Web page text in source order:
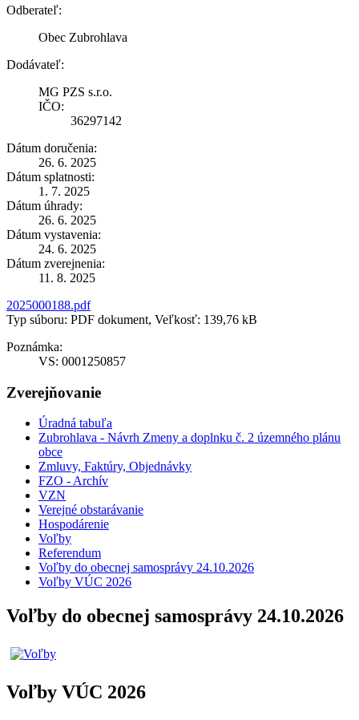
Odberateľ:
Obec Zubrohlava
Dodávateľ:
MG PZS s.r.o.
IČO:
36297142
Dátum doručenia:
26. 6. 2025
Dátum splatnosti:
1. 7. 2025
Dátum úhrady:
26. 6. 2025
Dátum vystavenia:
24. 6. 2025
Dátum zverejnenia:
11. 8. 2025
2025000188.pdf
Typ súboru: PDF dokument, Veľkosť: 139,76 kB
Poznámka:
VS: 0001250857
Zverejňovanie
Úradná tabuľa
Zubrohlava - Návrh Zmeny a doplnku č. 2 územného plánu
obce
Zmluvy, Faktúry, Objednávky
FZO - Archív
VZN
Verejné obstarávanie
Hospodárenie
Voľby
Referendum
Voľby do obecnej samosprávy 24.10.2026
Voľby VÚC 2026
Voľby do obecnej samosprávy 24.10.2026
Voľby VÚC 2026